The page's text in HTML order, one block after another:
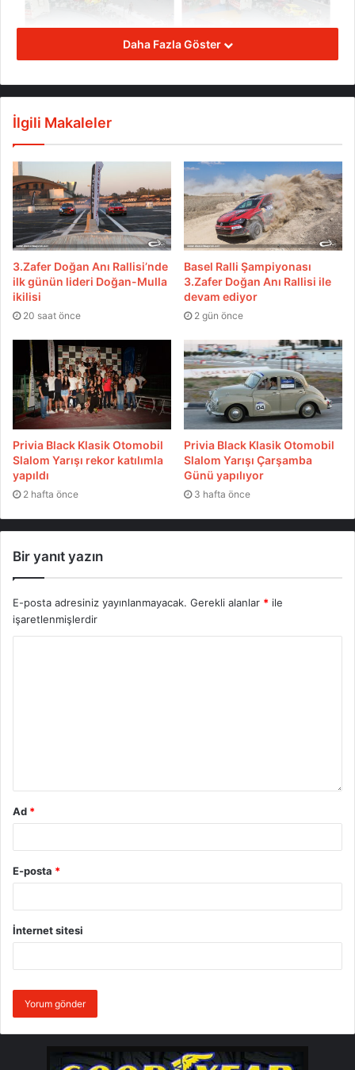
Daha Fazla Göster
İlgili Makaleler
3.Zafer Doğan Anı Rallisi’nde
ilk günün lideri Doğan-Mulla
ikilisi
20 saat önce
Basel Ralli Şampiyonası
3.Zafer Doğan Anı Rallisi ile
devam ediyor
2 gün önce
Privia Black Klasik Otomobil
Slalom Yarışı rekor katılımla
yapıldı
2 hafta önce
Privia Black Klasik Otomobil
Slalom Yarışı Çarşamba
Günü yapılıyor
3 hafta önce
Bir yanıt yazın
E-posta adresiniz yayınlanmayacak. Gerekli alanlar * ile
işaretlenmişlerdir
Ad *
E-posta *
İnternet sitesi